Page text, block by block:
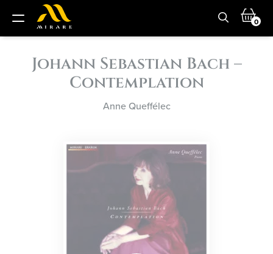
0
Johann Sebastian Bach –
Contemplation
Anne Queffélec